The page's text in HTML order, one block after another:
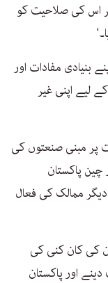
اس کی صلاحیت کو
بنیادی مفادات اور
لیے اپنی غیر
پر مبنی صنعتوں کی
چین پاکستان
ممالک کی فعال
کی کان کنی کی
اور پاکستان